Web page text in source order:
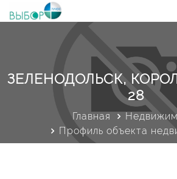
ЗЕЛЕНОДОЛЬСК,
28
Главная
Профиль объекта